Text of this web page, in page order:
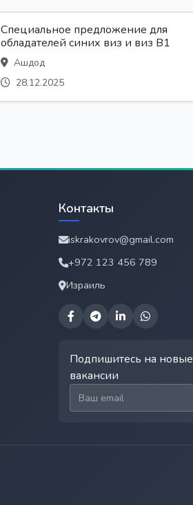
Специальное предложение для
обладателей синих виз и виз B1
Ашдод
28.12.2025
Контакты
iskrakovrov@gmail.com
+972 123 456 789
Израиль
Подпишитесь на новые
вакансии
Email для подписки